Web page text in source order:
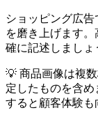
ショッピング広
を磨き上げます
確に記述しましょ
💡 商品画像は複
定したものを含
すると顧客体験も